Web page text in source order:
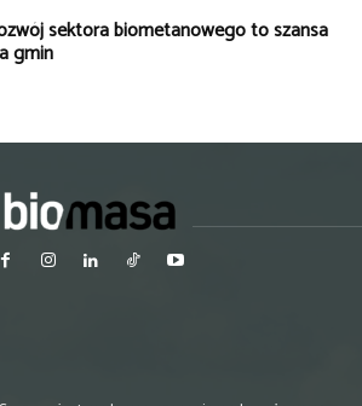
sektora biometanowego to szansa
gmin